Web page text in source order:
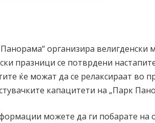
организира велигденски
празници се потврдени
ќе можат да се релаксираат во
капацитети на „Парк
можете да ги побарате на